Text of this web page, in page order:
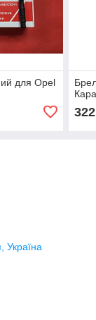
для Opel
322
Україна